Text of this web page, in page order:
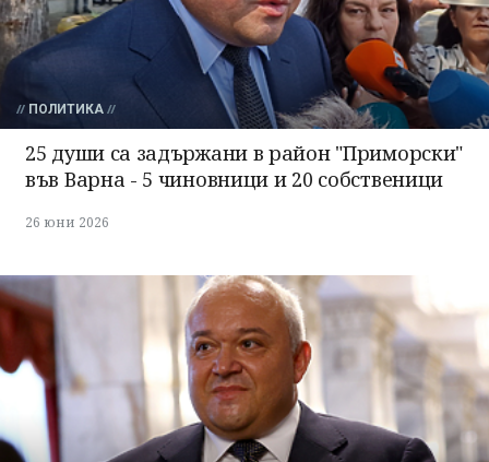
ПОЛИТИКА
25 души са задържани в район "Приморски"
във Варна - 5 чиновници и 20 собственици
26 юни 2026